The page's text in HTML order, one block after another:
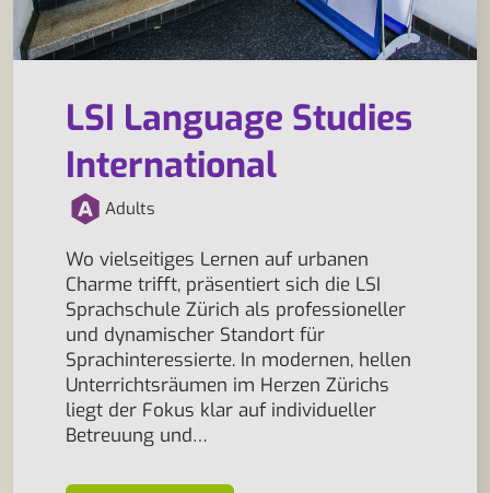
LSI Language Studies
International
Adults
Wo vielseitiges Lernen auf urbanen
Charme trifft, präsentiert sich die LSI
Sprachschule Zürich als professioneller
und dynamischer Standort für
Sprachinteressierte. In modernen, hellen
Unterrichtsräumen im Herzen Zürichs
liegt der Fokus klar auf individueller
Betreuung und…